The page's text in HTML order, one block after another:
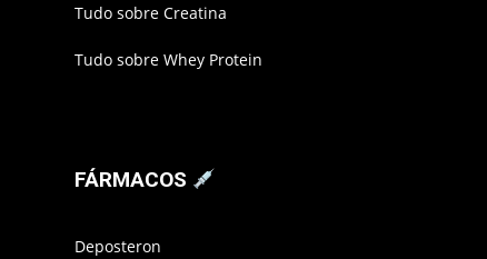
Tudo sobre Creatina
Tudo sobre Whey Protein
FÁRMACOS
Deposteron